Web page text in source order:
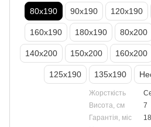
80х190 90х190 120х190
160х190 180х190 80х200
140х200 150х200 160х200
125х190 135х190
Жорсткість
Висота, см
7
Гарантія, міс
18